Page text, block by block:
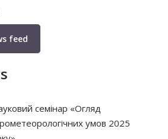
feed
семінар «Огляд
умов 2025